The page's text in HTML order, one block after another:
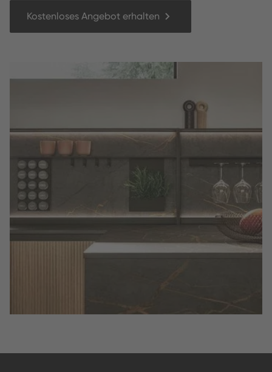
Kostenloses Angebot erhalten